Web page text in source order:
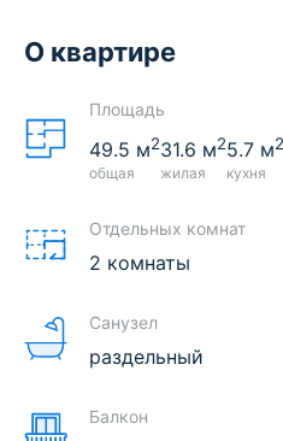
О квартире
Площадь
49.5 м2
общая
31.6 м2
жилая
5.7 м2
кухня
Отдельных комнат
2 комнаты
Санузел
раздельный
Балкон